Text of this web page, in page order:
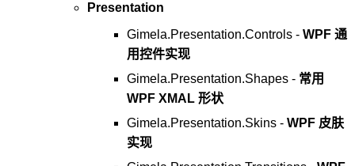
Presentation
Gimela.Presentation.Controls - WPF 通
用控件实现
Gimela.Presentation.Shapes - 常用
WPF XMAL 形状
Gimela.Presentation.Skins - WPF 皮肤
实现